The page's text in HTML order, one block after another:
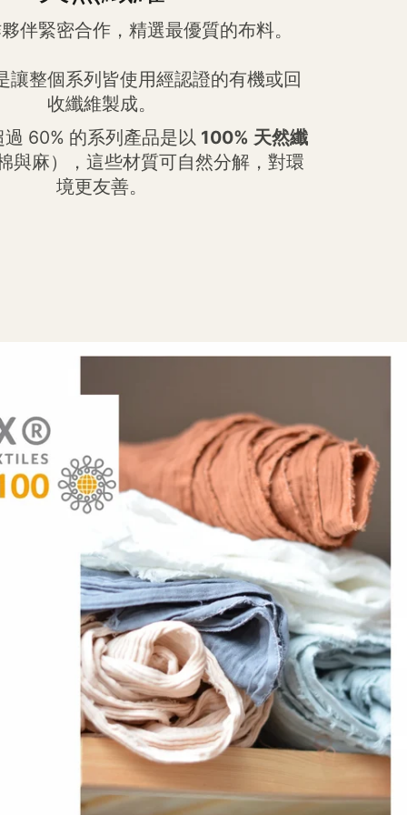
伴緊密合作，精選最優質的布料。
讓整個系列皆使用經認證的有機或回
收纖維製成。
60% 的系列產品是以 100% 天然纖
與麻），這些材質可自然分解，對環
境更友善。